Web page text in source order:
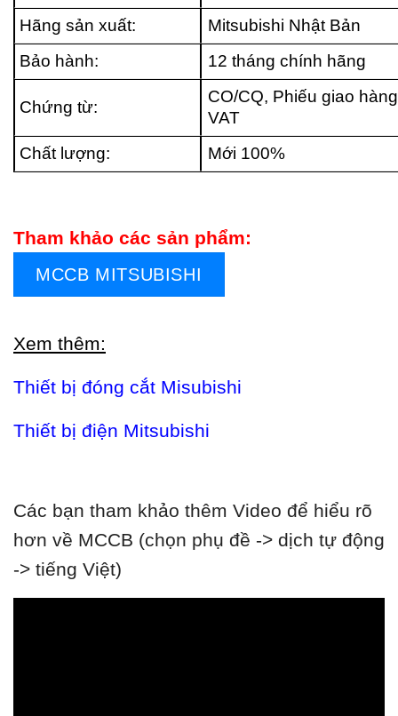
Hãng sản xuất:
Mitsubishi Nhật Bản
Bảo hành:
12 tháng chính hãng
Chứng từ:
CO/CQ, Phiếu giao
VAT
Chất lượng:
Mới 100%
Tham khảo các sản phẩm:
MCCB MITSUBISHI
Xem thêm:
Thiết bị đóng cắt Misubishi
Thiết bị điện Mitsubishi
Các bạn tham khảo thêm Video để hiểu rõ
hơn về MCCB (chọn phụ đề -> dịch tự động
-> tiếng Việt)